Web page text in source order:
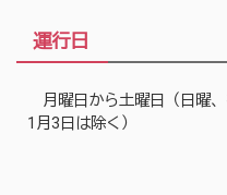
運行日
月曜日から土曜日（日曜
1月3日は除く）